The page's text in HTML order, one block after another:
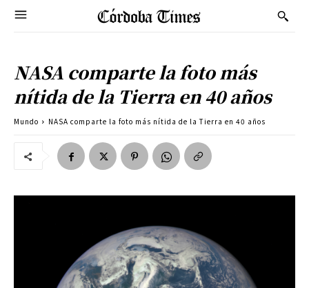
NASA comparte la foto más
nítida de la Tierra en 40 años
Mundo NASA comparte la foto más nítida de la Tierra en 40 años